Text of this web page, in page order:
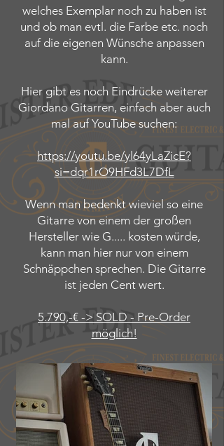
welches Exemplar noch zu haben ist
und ob man evtl. die Farbe etc. noch
auf die eigenen Wünsche anpassen
kann.
Hier gibt es noch Eindrücke weiterer
Giordano Gitarren, einfach aber auch
mal auf YouTube suchen:
https://youtu.be/yl64yLaZicE?
si=dqr1rO9HFd3L7DfL
Wenn man bedenkt wieviel so eine
Gitarre von einem der großen
Hersteller wie G..... kosten würde,
kann man hier nur von einem
Schnäppchen sprechen. Die Gitarre
ist jeden Cent wert.
5.790,-€ -> SOLD - Pre-Order
möglich!